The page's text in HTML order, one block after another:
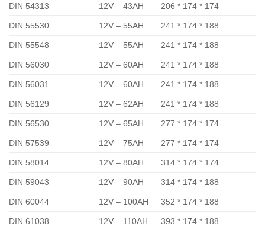
DIN 54313 12V – 43AH 206 * 174 * 174
DIN 55530 12V – 55AH 241 * 174 * 188
DIN 55548 12V – 55AH 241 * 174 * 188
DIN 56030 12V – 60AH 241 * 174 * 188
DIN 56031 12V – 60AH 241 * 174 * 188
DIN 56129 12V – 62AH 241 * 174 * 188
DIN 56530 12V – 65AH 277 * 174 * 174
DIN 57539 12V – 75AH 277 * 174 * 174
DIN 58014 12V – 80AH 314 * 174 * 174
DIN 59043 12V – 90AH 314 * 174 * 188
DIN 60044 12V – 100AH 352 * 174 * 188
DIN 61038 12V – 110AH 393 * 174 * 188